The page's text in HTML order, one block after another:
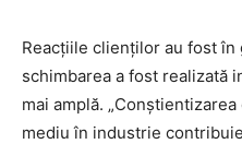
Reacțiile clienților au fost
schimbarea a fost realizată
mai amplă.
mediu în industrie